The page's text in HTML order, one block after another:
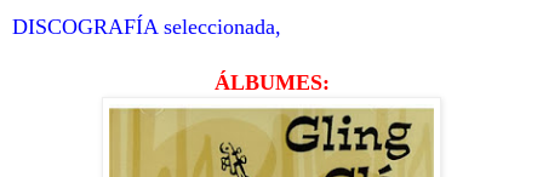
DISCOGRAFÍA seleccionada,
ÁLBUMES: